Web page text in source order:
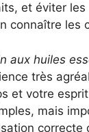
et éviter les
connaître les
aux huiles
très
et votre
mais
correcte